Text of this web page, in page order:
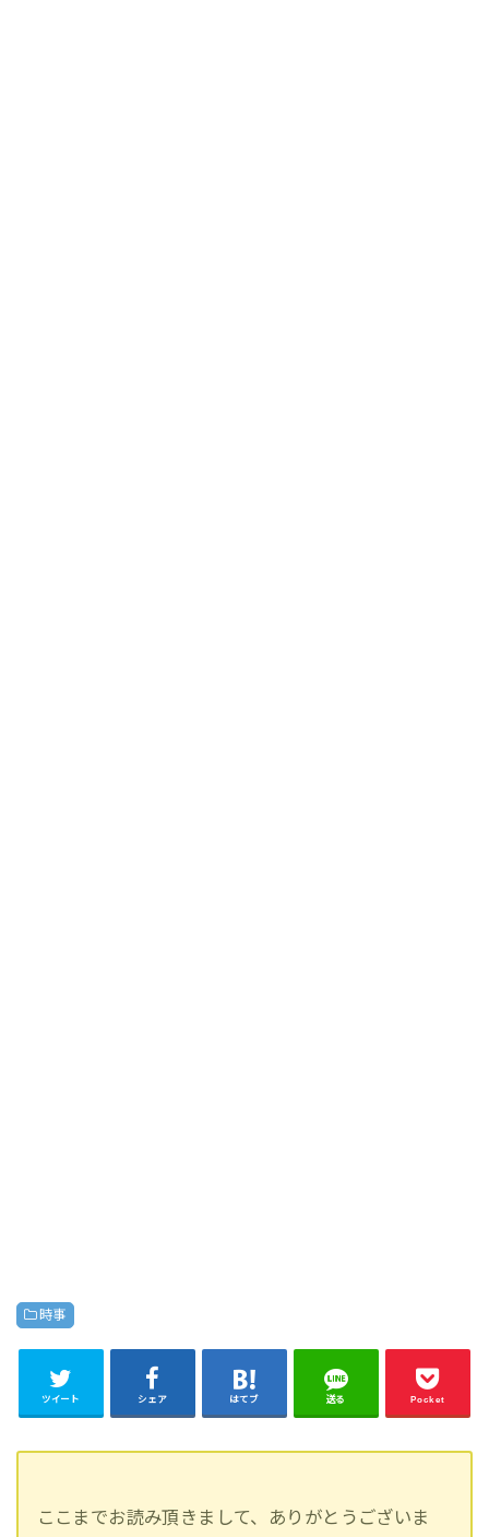
時事
ツイート シェア はてブ 送る Pocket
ここまでお読み頂きまして、ありがとうございま